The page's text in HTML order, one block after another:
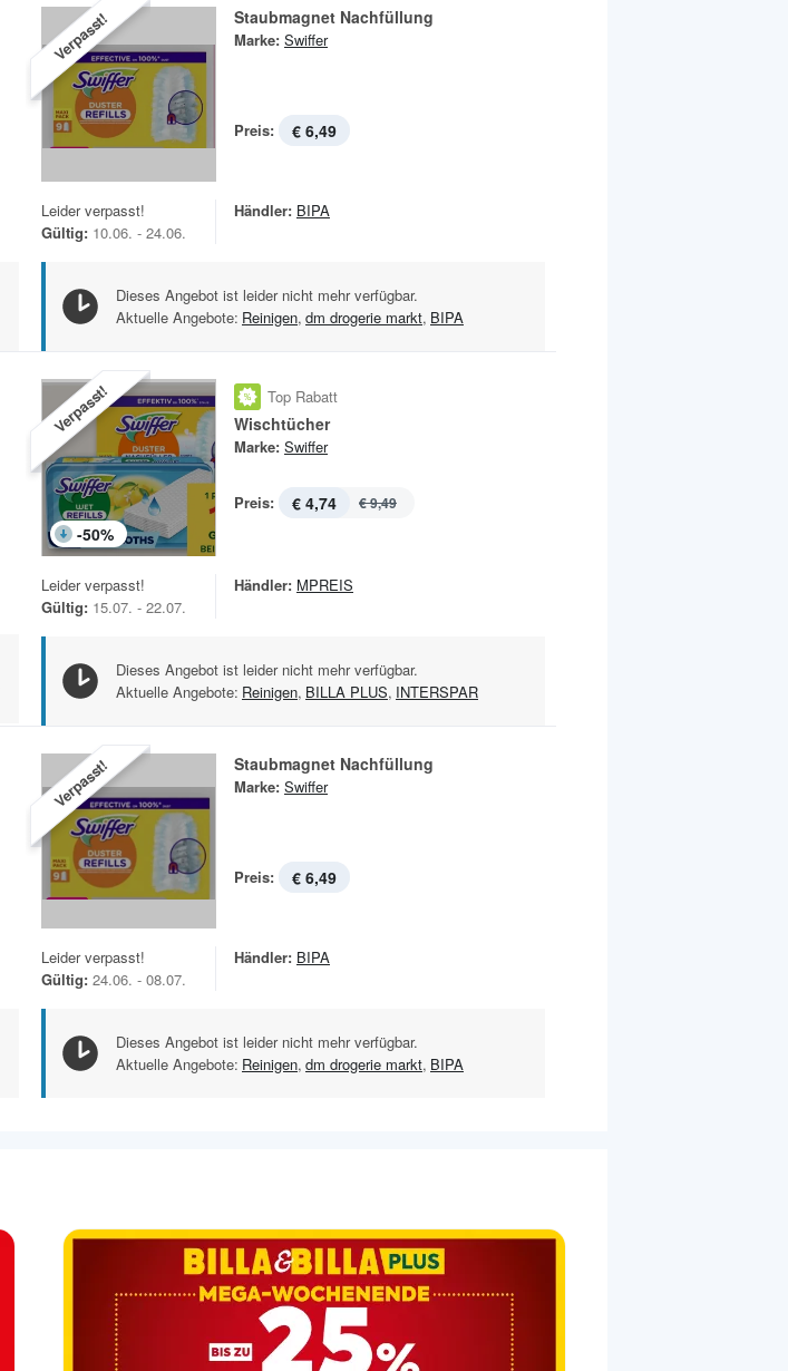
Verpasst! Staubmagnet Nachfüllung
Marke: Swiffer
Preis: € 6,49
Leider verpasst!
Gültig: 10.06. - 24.06.
Händler: BIPA
Dieses Angebot ist leider nicht mehr verfügbar.
Aktuelle Angebote: Reinigen, dm drogerie markt, BIPA
Verpasst!
-50%
Top Rabatt
Wischtücher
Marke: Swiffer
Preis: € 4,74 € 9,49
Leider verpasst!
Gültig: 15.07. - 22.07.
Händler: MPREIS
Dieses Angebot ist leider nicht mehr verfügbar.
Aktuelle Angebote: Reinigen, BILLA PLUS, INTERSPAR
Verpasst! Staubmagnet Nachfüllung
Marke: Swiffer
Preis: € 6,49
Leider verpasst!
Gültig: 24.06. - 08.07.
Händler: BIPA
Dieses Angebot ist leider nicht mehr verfügbar.
Aktuelle Angebote: Reinigen, dm drogerie markt, BIPA